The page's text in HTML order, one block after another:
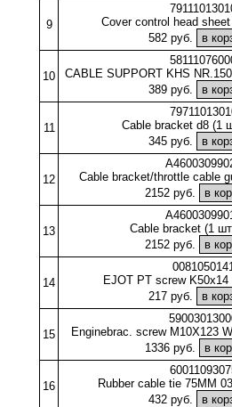
9
Cover control head
582 руб.
10
CABLE SUPPORT KHS
389 руб.
11
Cable bracket d8 (1
345 руб.
12
Cable bracket/throttle cable
2152 руб.
13
Cable bracket (1
2152 руб.
14
0081050141
EJOT PT screw K50x14
217 руб.
15
Enginebrac. screw M10X123
1336 руб.
16
Rubber cable tie 75MM
432 руб.